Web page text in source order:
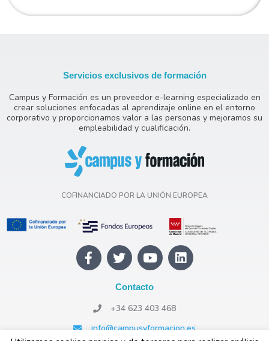
Servicios exclusivos de formación
Campus y Formación es un proveedor e-learning especializado en
crear soluciones enfocadas al aprendizaje online en el entorno
corporativo y proporcionamos valor a las personas y mejoramos su
empleabilidad y cualificación.
COFINANCIADO POR LA UNIÓN EUROPEA
F
a
c
o
o
T
w
i
t
t
e
r
Y
o
u
t
u
b
e
L
i
n
i
Contacto
+34 623 403 468
info@campusyformacion.es